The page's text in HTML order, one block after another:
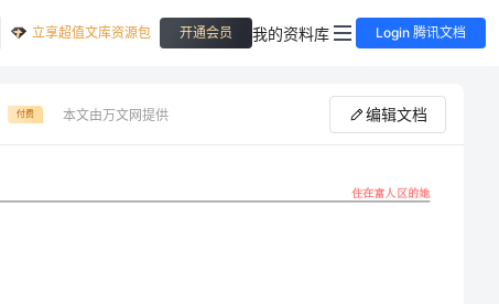
立享超值文库资源包 开通会员 我的资料库 Login 腾讯文档
付费 本文由万文网提供 编辑文档